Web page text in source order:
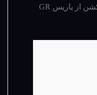
معرفی تیپ ویژه Morizo سلکشن از یاریس GR